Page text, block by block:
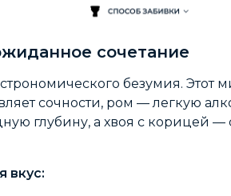
сочетание
безумия.
сочности, ром — легкую
глубину, а хвоя с корицей
вкус: